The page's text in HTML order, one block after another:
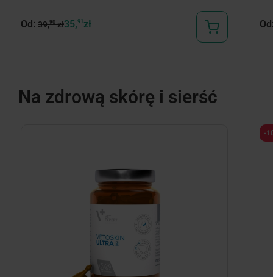
Od: 39,90zł35,91 zł
Na zdrową skórę i sierść
-